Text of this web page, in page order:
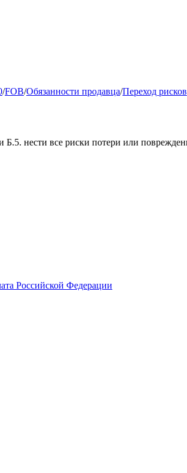
/FOB/Обязанности продавца/Переход рисков
Б.5. нести все риски потери или